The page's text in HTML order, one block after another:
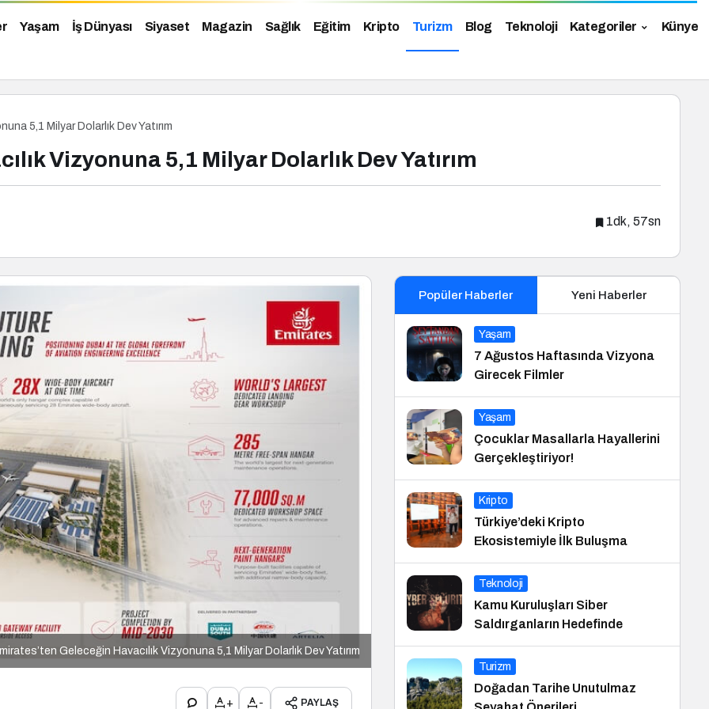
Yaşam İş Dünyası Siyaset Magazin Sağlık Eğitim Kripto Turizm Blog Teknoloji Kategoriler Künye
5,1 Milyar Dolarlık Dev Yatırım
Vizyonuna 5,1 Milyar Dolarlık Dev Yatırım
1dk, 57sn
Geleceğin Havacılık Vizyonuna 5,1 Milyar Dolarlık Dev Yatırım
+ - PAYLAŞ
Popüler Haberler Yeni Haberler
Yaşam
7 Ağustos Haftasında Vizyona
Girecek Filmler
Yaşam
Çocuklar Masallarla Hayallerini
Gerçekleştiriyor!
Kripto
Türkiye’deki Kripto
Ekosistemiyle İlk Buluşma
Teknoloji
Kamu Kuruluşları Siber
Saldırganların Hedefinde
Turizm
Doğadan Tarihe Unutulmaz